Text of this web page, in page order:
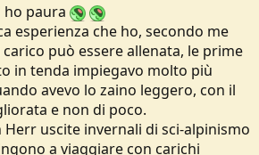
paura
esperienza che ho, secondo me
può essere allenata, le prime
in tenda impiegavo molto più
avevo lo zaino leggero, con il
e non di poco.
uscite invernali di sci-alpinismo
a viaggiare con carichi